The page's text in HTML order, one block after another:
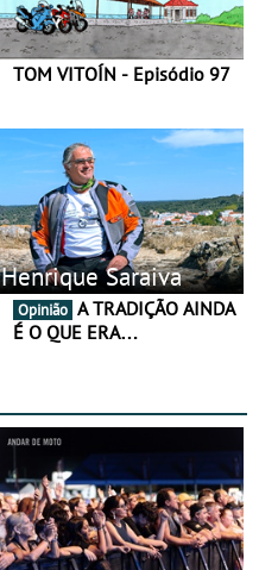
TOM VITOÍN - Episódio 97
Henrique Saraiva
Opinião
É O QUE ERA…